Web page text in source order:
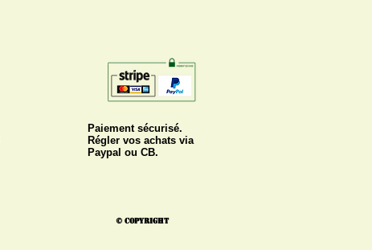
Paiement sécurisé.
Régler vos achats via
Paypal ou CB.
© Copyright